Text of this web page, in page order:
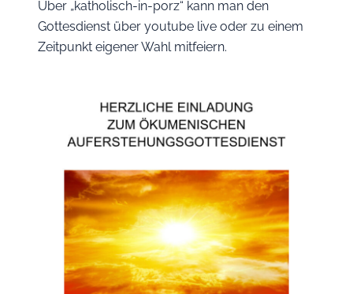
Über „katholisch-in-porz“ kann man den
Gottesdienst über youtube live oder zu einem
Zeitpunkt eigener Wahl mitfeiern.